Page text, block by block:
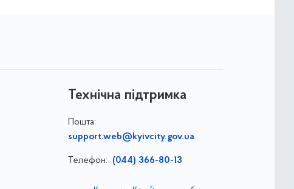
Технічна підтримка
Пошта:
support.web@kyivcity.gov.ua
Телефон: (044) 366-80-13